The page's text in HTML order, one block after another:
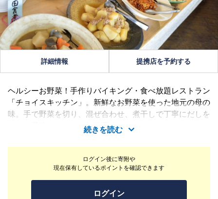
ログイン後に寄附や
現在保有しているポイントを確認できます
ログイン
詳細情報 提携店を予約する
ヘルシーお野菜！手作りバイキング・食べ放題レストラン
「チョイスキッチン」。新鮮なお野菜を使った地元の母の
味。手で野菜を切り、混ぜ合わせ、煮干しで丁寧にだしを
とり、愛情いっぱいで毎日手作りしています。バイキング
スタイルでお腹いっぱいお召し上がり下さい。 ランチは
活気にあふれ、ディナータイムは低価格で落ち着いた雰囲
気を楽しんで頂けます。
続きを読む